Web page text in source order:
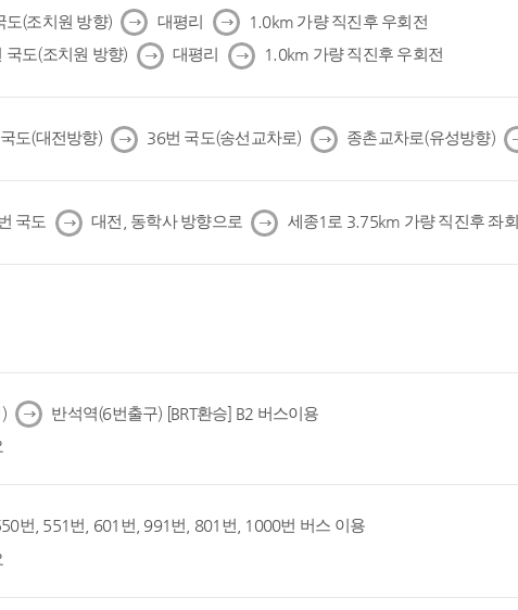
도(조치원 방향) 다
음
대평리 다
음
1.0km 가량 직진후 우회전
국도(조치원 방향) 다
음
대평리 다
음
1.0km 가량 직진후 우회전
도(대전방향) 다
음
36번 국도(송선교차로) 다
음
종촌교차로(유성방향) 다
음
국도 다
음
대전, 동학사 방향으로 다
음
세종1로 3.75km 가량 직진후 좌
다
음
반석역(6번출구) [BRT환승] B2 버스이용
번, 551번, 601번, 991번, 801번, 1000번 버스 이용